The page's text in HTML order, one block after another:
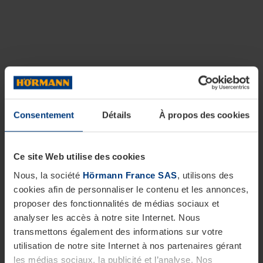
Consentement Détails À propos des cookies
Ce site Web utilise des cookies
Nous, la société Hörmann France SAS, utilisons des
cookies afin de personnaliser le contenu et les annonces,
proposer des fonctionnalités de médias sociaux et
analyser les accès à notre site Internet. Nous
transmettons également des informations sur votre
utilisation de notre site Internet à nos partenaires gérant
les médias sociaux, la publicité et l’analyse. Nos